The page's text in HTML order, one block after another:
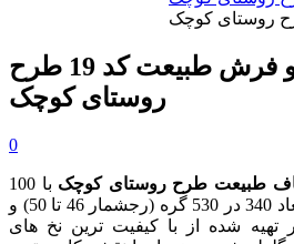
نخ و نقشه تابلو فرش طبیعت کد 19 طرح
روستای کوچک
0
طبیعت طرح روستای کوچک
با 100
(رجشمار 46 تا 50 ) و
سانتی متر تهیه شده از با کیفیت ترین نخ های